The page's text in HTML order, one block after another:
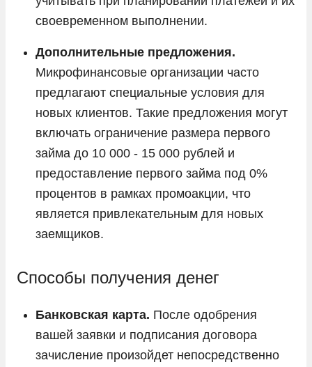
своевременном выполнении.
Дополнительные предложения.
Микрофинансовые организации часто
предлагают специальные условия для
новых клиентов. Такие предложения могут
включать ограничение размера первого
займа до 10 000 - 15 000 рублей и
предоставление первого займа под 0%
процентов в рамках промоакции, что
является привлекательным для новых
заемщиков.
Способы получения денег
Банковская карта. После одобрения
вашей заявки и подписания договора
зачисление произойдет непосредственно